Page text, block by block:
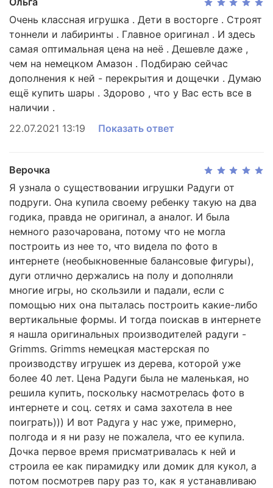
Поэтому устанавливать очередную деталь на
сооружении придется аккуратно.
Совместная деятельность
Развивающие деревянные игрушки – отличная
возможность для родителей пообщаться с
собственными детьми и заинтересовать их
увлекательным процессом. Интересное общение
приводит к тому, что ребенок доверяет взрослым.
Доверие актуально в подростковом возрасте.
состоящая из 12 элементов?
Возможно, Вам будет интересно:
Большая Радуга Grimm's 12 деталей пастель ,
Большая Радуга Grimm's 12 деталей монохром
Средняя Радуга Grimm's 6 деталей
Материал: липа. Покрытие: нетоксичная глазурь и
краски Биофа.
Длина -35,5-36,5 см.
Высота - 17-18см.
Вес - 1,6 кг.
Пирамидка детская деревянная радуга развивайка
для детей и малышей от 1 года.
Детские товары для малышей и детей от бренда
Grimms - оригинальные лучшие развивающие
игрушки из дерева для детей - тренажер
монтессори.
Детская деревянная пирамида радуга от Гриммс
может быть: классическая большая пирамидка
радуга и средняя радуга деревянная, а также
маленькая игрушка радуга сортер пирамида
радуга на оси монтессори и математическая
пирамида радуга.
Очень классная игрушка . Дети в восторге . Строят
тоннели и лабиринты . Главное оригинал . И здесь
самая оптимальная цена на неё . Дешевле даже ,
чем на немецком Амазон . Подбираю сейчас
дополнения к ней - перекрытия и дощечки . Думаю
ещё купить шары . Здорово , что у Вас есть все в
наличии .
22.07.2021 13:19
Показать ответ
Верочка
Я узнала о существовании игрушки Радуги от
подруги. Она купила своему ребенку такую на два
годика, правда не оригинал, а аналог. И была
немного разочарована, потому что не могла
построить из нее то, что видела по фото в
интернете (необыкновенные балансовые фигуры),
дуги отлично держались на полу и дополняли
многие игры, но скользили и падали, если с
помощью них она пыталась построить какие-либо
вертикальные формы. И тогда поискав в интернете
я нашла оригинальных производителей радуги -
Grimms. Grimms немецкая мастерская по
производству игрушек из дерева, которой уже
более 40 лет. Цена Радуги была не маленькая, но
решила купить, поскольку насмотрелась фото в
интернете и соц. сетях и сама захотела в нее
поиграть))) И вот Радуга у нас уже, примерно,
полгода и я ни разу не пожалела, что ее купила.
Дочка первое время присматривалась к ней и
строила ее как пирамидку или домик для кукол, а
потом посмотрев пару раз то, как я устанавливаю